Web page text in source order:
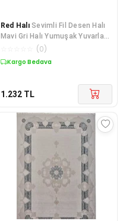
Red Halı Sevimli Fil Desen Halı
Mavi Gri Halı Yumuşak Yuvarlak
Jüt Halı Ço(0)
Kargo Bedava
1.232 TL